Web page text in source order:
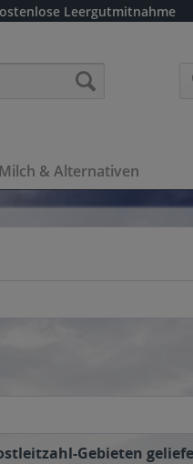
Leergutmitnahme
Milch & Alternativen
Gebieten